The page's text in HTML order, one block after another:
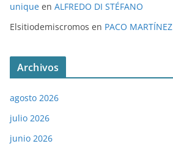
unique en ALFREDO DI STÉFANO
Elsitiodemiscromos en PACO MARTÍNEZ
Archivos
agosto 2026
julio 2026
junio 2026